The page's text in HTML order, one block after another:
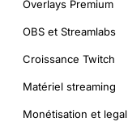
Overlays Premium
OBS et Streamlabs
Croissance Twitch
Matériel streaming
Monétisation et legal